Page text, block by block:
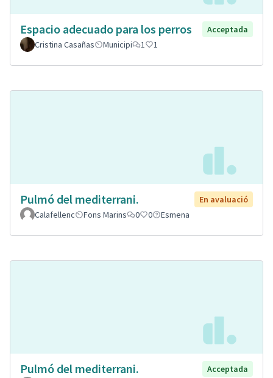
Espacio adecuado para los perros
Acceptada
Cristina Casañas
Municipi 1 1
Pulmó del mediterrani.
En avaluació
Calafellenc
Fons Marins 0 0 Esmena
Pulmó del mediterrani. Acceptada